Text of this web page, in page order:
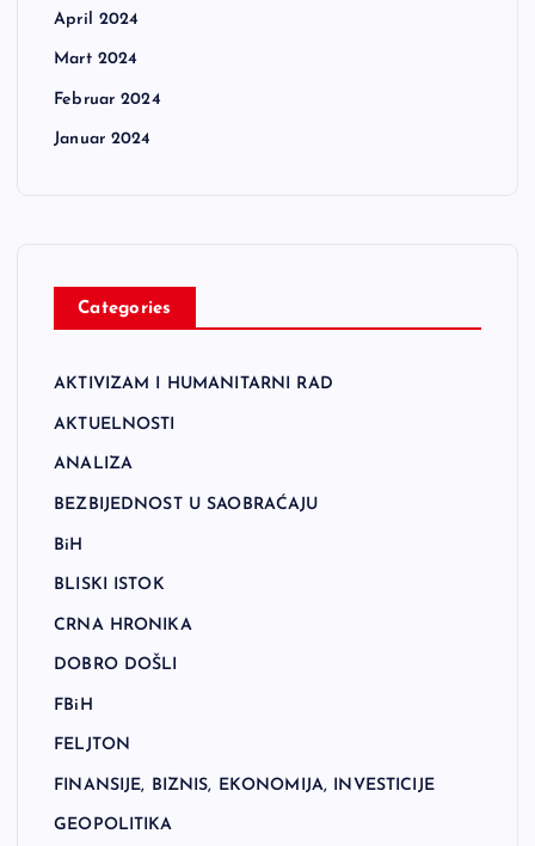
April 2024
Mart 2024
Februar 2024
Januar 2024
Categories
AKTIVIZAM I HUMANITARNI RAD
AKTUELNOSTI
ANALIZA
BEZBIJEDNOST U SAOBRAĆAJU
BiH
BLISKI ISTOK
CRNA HRONIKA
DOBRO DOŠLI
FBiH
FELJTON
FINANSIJE, BIZNIS, EKONOMIJA, INVESTICIJE
GEOPOLITIKA